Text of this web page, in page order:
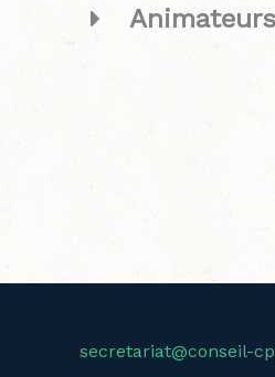
Animateurs
secretariat@conseil-